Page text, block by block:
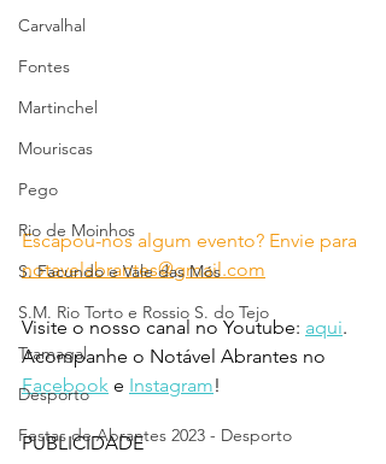
Carvalhal
Fontes
Martinchel
Mouriscas
Pego
Rio de Moinhos
S. Facundo e Vale das Mós
S.M. Rio Torto e Rossio S. do Tejo
Tramagal
Desporto
Festas de Abrantes 2023 - Desporto
Escapou-nos algum evento? Envie para
notavelabrantes@gmail.com
Visite o nosso canal no Youtube: aqui.
Acompanhe o Notável Abrantes no
Facebook e Instagram!
PUBLICIDADE